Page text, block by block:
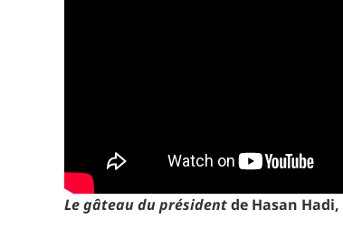
Le gâteau du présidentde Hasan Hadi,